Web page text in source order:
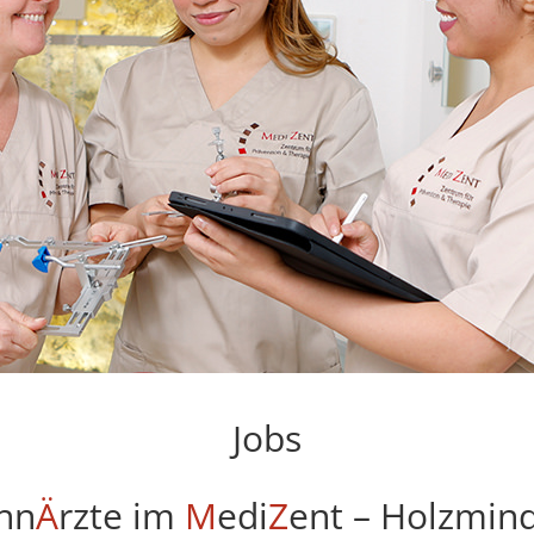
Jobs
Ärzte im MediZent –